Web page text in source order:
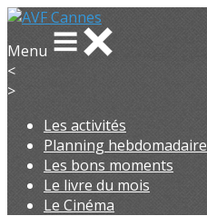
Menu
<
>
Les activités
Planning hebdomadaire
Les bons moments
Le livre du mois
Le Cinéma